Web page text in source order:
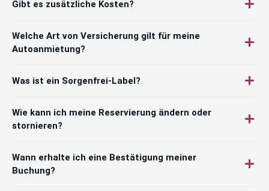
Gibt es zusätzliche Kosten?
Welche Art von Versicherung gilt für meine
Autoanmietung?
Was ist ein Sorgenfrei-Label?
Wie kann ich meine Reservierung ändern oder
stornieren?
Wann erhalte ich eine Bestätigung meiner
Buchung?